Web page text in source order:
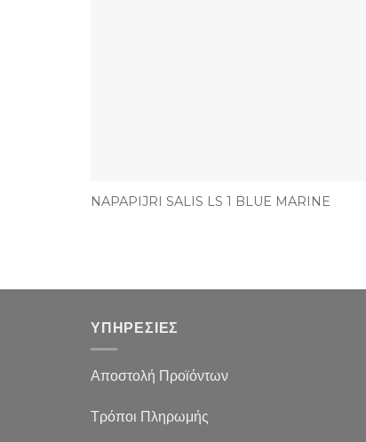
NAPAPIJRI SALIS LS 1 BLUE MARINE
ΥΠΗΡΕΣΙΕΣ
Αποστολή Προϊόντων
Τρόποι Πληρωμής